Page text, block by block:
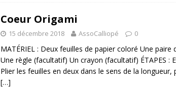
Coeur Origami
15 décembre 2018 AssoCalliopé 0
MATÉRIEL : Deux feuilles de papier coloré Une paire
Une règle (facultatif) Un crayon (facultatif) ÉTAPES :
Plier les feuilles en deux dans le sens de la longueur,
[…]